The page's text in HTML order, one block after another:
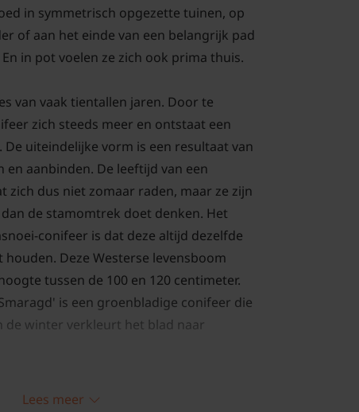
in symmetrisch opgezette tuinen, op
of aan het einde van een belangrijk pad
in pot voelen ze zich ook prima thuis.
van vaak tientallen jaren. Door te
zich steeds meer en ontstaat een
uiteindelijke vorm is een resultaat van
en aanbinden. De leeftijd van een
zich dus niet zomaar raden, maar ze zijn
de stamomtrek doet denken. Het
conifeer is dat deze altijd dezelfde
Deze Westerse levensboom
tussen de 100 en 120 centimeter.
is een groenbladige conifeer die
de winter verkleurt het blad naar
Lees meer